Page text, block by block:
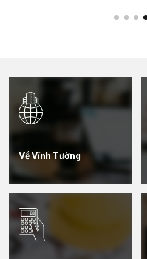
Về Vĩnh Tường